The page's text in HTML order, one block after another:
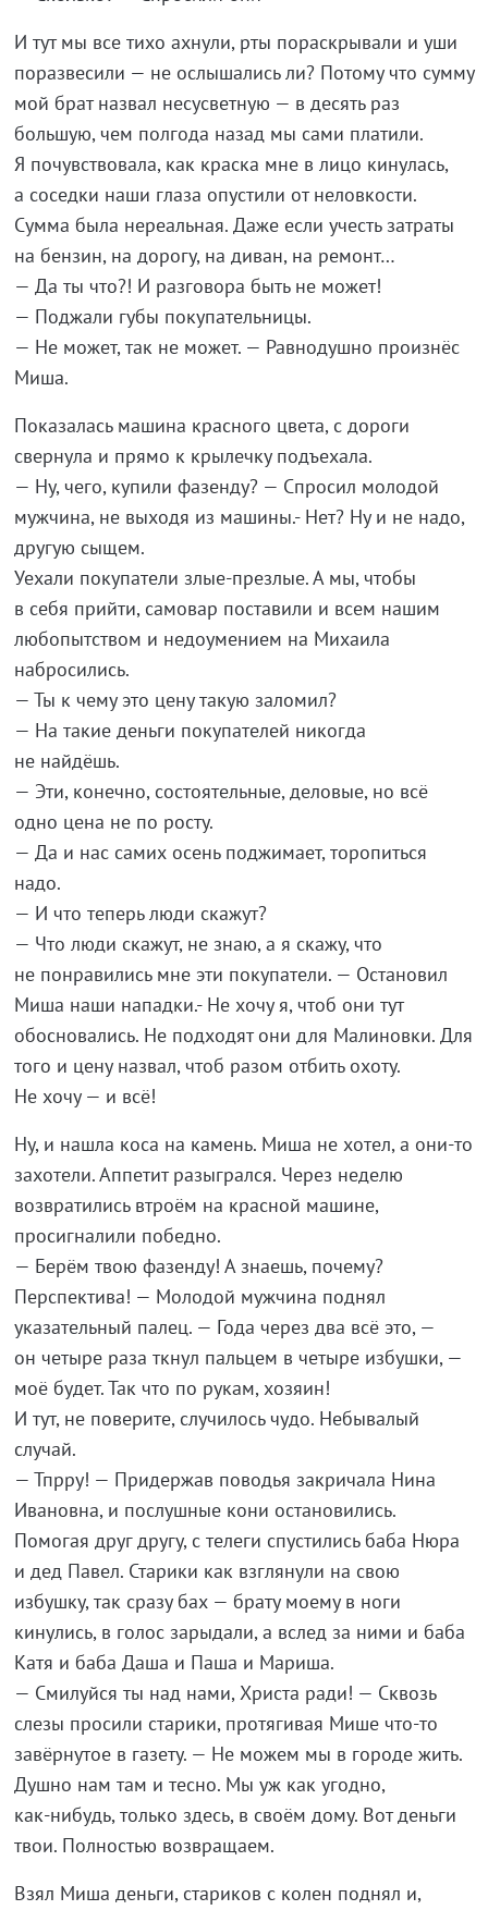
И тут мы все тихо ахнули, рты пораскрывали и уши
поразвесили — не ослышались ли? Потому что сумму
мой брат назвал несусветную — в десять раз
большую, чем полгода назад мы сами платили.
Я почувствовала, как краска мне в лицо кинулась,
а соседки наши глаза опустили от неловкости.
Сумма была нереальная. Даже если учесть затраты
на бензин, на дорогу, на диван, на ремонт…
— Да ты что?! И разговора быть не может!
— Поджали губы покупательницы.
— Не может, так не может. — Равнодушно произнёс
Миша.
Показалась машина красного цвета, с дороги
свернула и прямо к крылечку подъехала.
— Ну, чего, купили фазенду? — Спросил молодой
мужчина, не выходя из машины.- Нет? Ну и не надо,
другую сыщем.
Уехали покупатели злые-презлые. А мы, чтобы
в себя прийти, самовар поставили и всем нашим
любопытством и недоумением на Михаила
набросились.
— Ты к чему это цену такую заломил?
— На такие деньги покупателей никогда
не найдёшь.
— Эти, конечно, состоятельные, деловые, но всё
одно цена не по росту.
— Да и нас самих осень поджимает, торопиться
надо.
— И что теперь люди скажут?
— Что люди скажут, не знаю, а я скажу, что
не понравились мне эти покупатели. — Остановил
Миша наши нападки.- Не хочу я, чтоб они тут
обосновались. Не подходят они для Малиновки. Для
того и цену назвал, чтоб разом отбить охоту.
Не хочу — и всё!
Ну, и нашла коса на камень. Миша не хотел, а они-то
захотели. Аппетит разыгрался. Через неделю
возвратились втроём на красной машине,
просигналили победно.
— Берём твою фазенду! А знаешь, почему?
Перспектива! — Молодой мужчина поднял
указательный палец. — Года через два всё это, —
он четыре раза ткнул пальцем в четыре избушки, —
моё будет. Так что по рукам, хозяин!
И тут, не поверите, случилось чудо. Небывалый
случай.
— Тпрру! — Придержав поводья закричала Нина
Ивановна, и послушные кони остановились.
Помогая друг другу, с телеги спустились баба Нюра
и дед Павел. Старики как взглянули на свою
избушку, так сразу бах — брату моему в ноги
кинулись, в голос зарыдали, а вслед за ними и баба
Катя и баба Даша и Паша и Мариша.
— Смилуйся ты над нами, Христа ради! — Сквозь
слезы просили старики, протягивая Мише что-то
завёрнутое в газету. — Не можем мы в городе жить.
Душно нам там и тесно. Мы уж как угодно,
как-нибудь, только здесь, в своём дому. Вот деньги
твои. Полностью возвращаем.
Взял Миша деньги, стариков с колен поднял и,